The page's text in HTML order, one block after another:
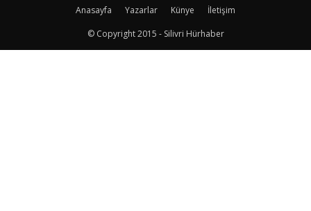
Anasayfa Yazarlar Künye
İletişim
© Copyright 2015 - Silivri Hürhaber